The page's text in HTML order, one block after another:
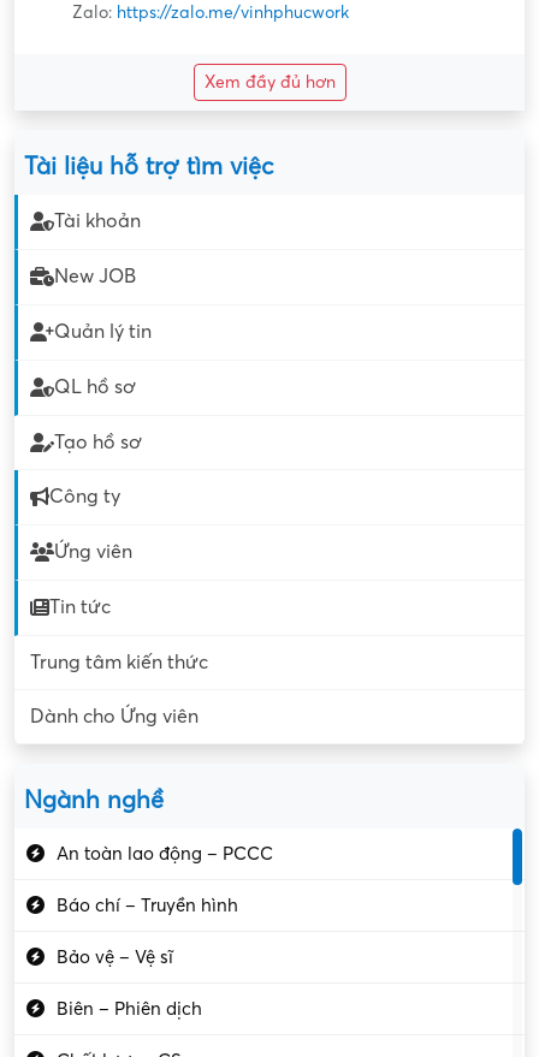
Zalo: https://zalo.me/vinhphucwork
Xem đầy đủ hơn
Tài liệu hỗ trợ tìm việc
Tài khoản
New JOB
Quản lý tin
QL hồ sơ
Tạo hồ sơ
Công ty
Ứng viên
Tin tức
Trung tâm kiến thức
Dành cho Ứng viên
Ngành nghề
An toàn lao động – PCCC
Báo chí – Truyền hình
Bảo vệ – Vệ sĩ
Biên – Phiên dịch